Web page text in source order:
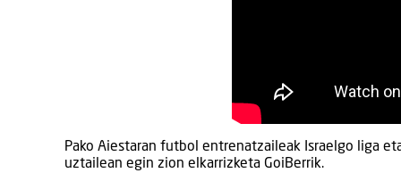
Pako Aiestaran futbol entrenatzaileak Israelgo liga
uztailean egin zion elkarrizketa GoiBerrik.